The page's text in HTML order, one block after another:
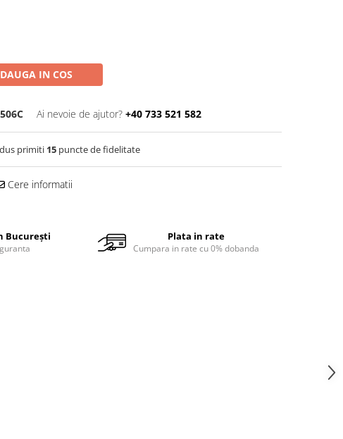
IN COS
Ai nevoie de ajutor? +40 733 521 582
primiti 15 puncte de fidelitate
Cere informatii
București Plata in rate
Cumpara in rate cu 0% dobanda